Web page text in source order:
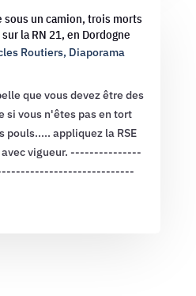
sous un camion, trois morts
la RN 21, en Dordogne
Routiers, Diaporama
que vous devez être des
si vous n'êtes pas en tort
pouls..... appliquez la RSE
avec vigueur. ---------------